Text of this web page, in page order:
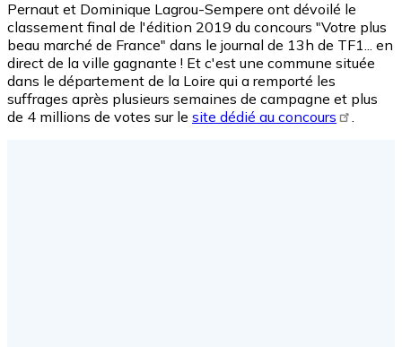
Pernaut et Dominique Lagrou-Sempere ont dévoilé le
classement final de l'édition 2019 du concours "Votre plus
beau marché de France" dans le journal de 13h de TF1... en
direct de la ville gagnante ! Et c'est une commune située
dans le département de la Loire qui a remporté les
suffrages après plusieurs semaines de campagne et plus
de 4 millions de votes sur le site dédié au concours